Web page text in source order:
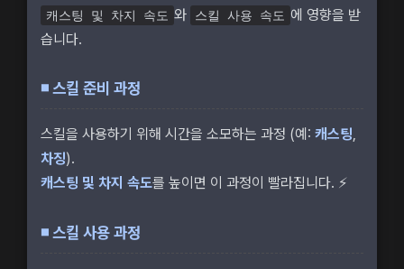
캐스팅 및 차지 속도 와 스킬 사용 속도 에 영향을 받
습니다.
◾ 스킬 준비 과정
스킬을 사용하기 위해 시간을 소모하는 과정 (예: 캐스팅,
차징).
캐스팅 및 차지 속도를 높이면 이 과정이 빨라집니다. ⚡
◾ 스킬 사용 과정